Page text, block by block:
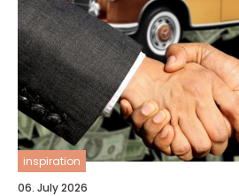
inspiration
06. July 2026